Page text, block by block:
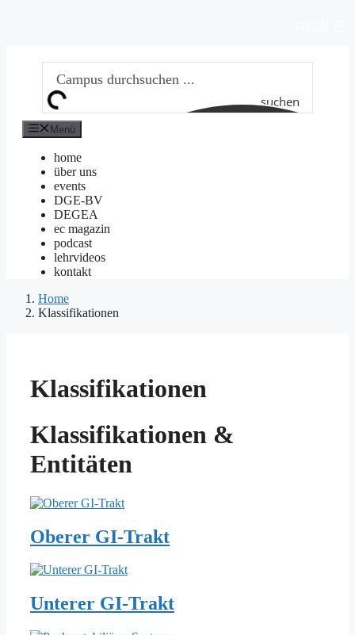
suchen
Menü
home
über uns
events
DGE-BV
DEGEA
ec magazin
podcast
lehrvideos
kontakt
Home
Klassifikationen
Klassifikationen
Klassifikationen &
Entitäten
Oberer GI-Trakt
Unterer GI-Trakt